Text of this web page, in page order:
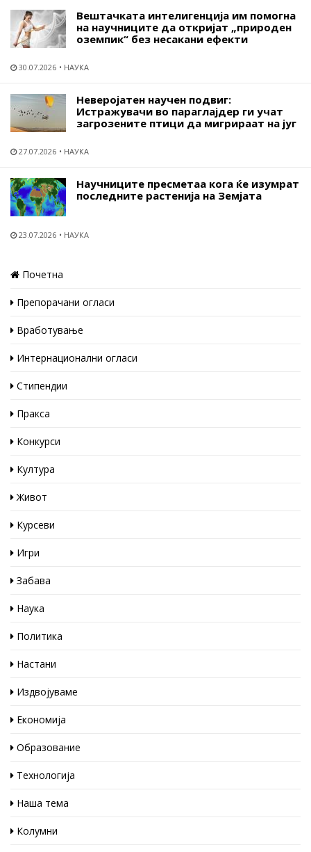
Вештачката интелигенција им помогна
на научниците да откријат „природен
оземпик“ без несакани ефекти
30.07.2026 НАУКА
Неверојатен научен подвиг:
Истражувачи во параглајдер ги учат
загрозените птици да мигрираат на југ
27.07.2026 НАУКА
Научниците пресметаа кога ќе изумрат
последните растенија на Земјата
23.07.2026 НАУКА
Почетна
Препорачани огласи
Вработување
Интернационални огласи
Стипендии
Пракса
Конкурси
Култура
Живот
Курсеви
Игри
Забава
Наука
Политика
Настани
Издвојуваме
Економија
Образование
Технологија
Наша тема
Колумни